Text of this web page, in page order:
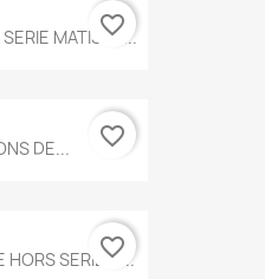
MATISSE...
favorite_border
DE... favorite_border
HORS SERIE N...
favorite_border